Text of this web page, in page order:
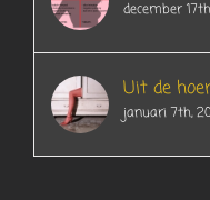
december
Uit de
januari 7th,